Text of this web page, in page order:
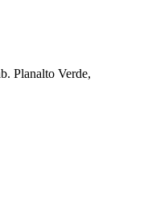
Planalto Verde,